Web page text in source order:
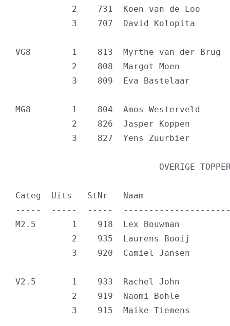
2    731  Koen van de Loo
3    707  David Kolopita
VG8        1    813  Myrthe van der
2    808  Margot Moen
3    809  Eva Bastelaar
MG8        1    804  Amos Westerveld
2    826  Jasper Koppen
3    827  Yens Zuurbier
OVERIGE
Categ  Uits   StNr   Naam
-----  -----  -----
M2.5       1    918  Lex Bouwman
2    935  Laurens Booij
3    920  Camiel Jansen
V2.5       1    933  Rachel John
2    919  Naomi Bohle
3    915  Maike Tiemens